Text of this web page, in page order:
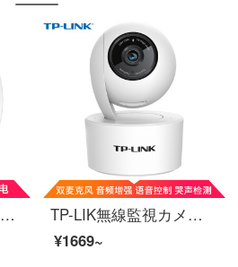
TP-LIK 1200万の魚眼無線監視カメラ360度のパノラマ超清赤外夜間テレビwifi携帯電話の遠隔双方向音声インテリジェントネットワークカメラTL-PC 59 AE
TP-LIK無線監視カメラ2 Kハイビジョン300万雲台家庭用スマートネットワーク家庭安全カメラ360パノラマwifi携帯電話遠隔IPC 43 ANのオーディオ増強
¥1669~